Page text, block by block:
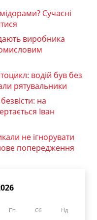
Сучасні
виробника
водій був без
рятувальники
на
Іван
не ігнорувати
попередження
Пт Сб Нд